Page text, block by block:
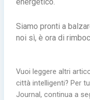
Siamo pronti a
noi sì, è ora di
Vuoi leggere altri
città intelligenti? Per
Journal, continua a